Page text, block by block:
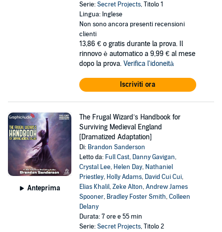
Serie:Secret Projects, Titolo 1
Lingua: Inglese
Non sono ancora presenti recensioni
clienti
13,86 € o gratis durante la prova. Il
rinnovo è automatico a 9,99 € al mese
dopo la prova. Verifica l'idoneità
Iscriviti ora
Anteprima
The Frugal Wizard’s Handbook for
Surviving Medieval England
[Dramatized Adaptation]
Di: Brandon Sanderson
Letto da: Full Cast, Danny Gavigan,
Crystal Lee, Helen Day, Nathaniel
Priestley, Holly Adams, David Cui Cui,
Elias Khalil,Zeke Alton,Andrew James
Spooner, Bradley Foster Smith,Colleen
Delany
Durata: 7 ore e 55 min
Serie:Secret Projects, Titolo 2